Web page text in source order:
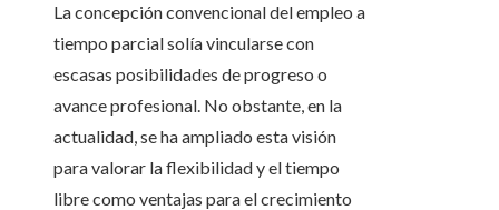
La concepción convencional del empleo a
tiempo parcial solía vincularse con
escasas posibilidades de progreso o
avance profesional. No obstante, en la
actualidad, se ha ampliado esta visión
para valorar la flexibilidad y el tiempo
libre como ventajas para el crecimiento